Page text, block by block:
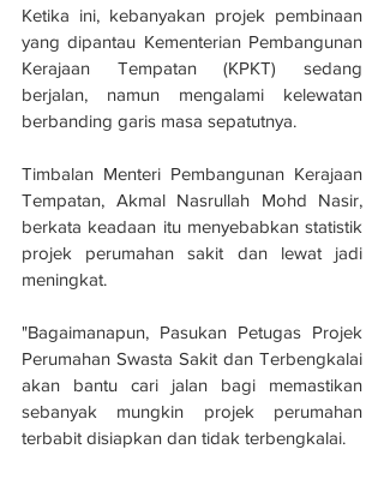
Ketika ini, kebanyakan projek pembinaan
yang dipantau Kementerian Pembangunan
Kerajaan Tempatan (KPKT) sedang
berjalan, namun mengalami kelewatan
berbanding garis masa sepatutnya.
Timbalan Menteri Pembangunan Kerajaan
Tempatan, Akmal Nasrullah Mohd Nasir,
berkata keadaan itu menyebabkan statistik
projek perumahan sakit dan lewat jadi
meningkat.
"Bagaimanapun, Pasukan Petugas Projek
Perumahan Swasta Sakit dan Terbengkalai
akan bantu cari jalan bagi memastikan
sebanyak mungkin projek perumahan
terbabit disiapkan dan tidak terbengkalai.